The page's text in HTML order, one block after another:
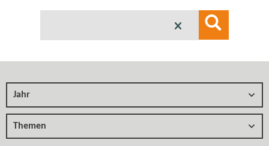
Jahr
Themen